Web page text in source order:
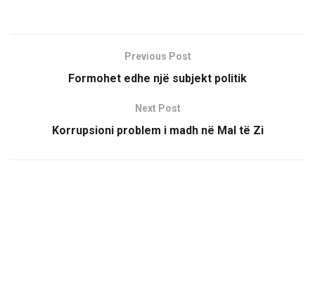
Previous Post
Formohet edhe një subjekt politik
Next Post
Korrupsioni problem i madh në Mal të Zi